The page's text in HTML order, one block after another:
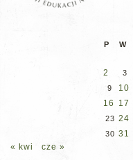
P
W
2
3
9 10
16 17
23 24
30 31
« kwi
cze »